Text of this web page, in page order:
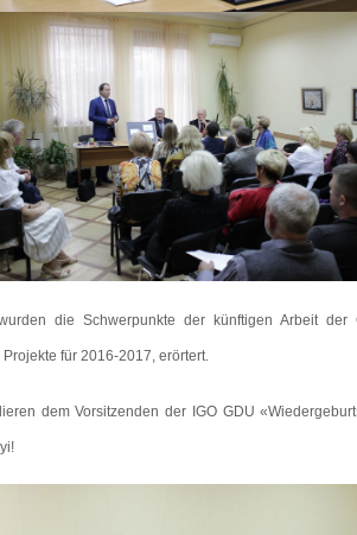
die Schwerpunkte der künftigen Arbeit der
für 2016-2017, erörtert.
dem Vorsitzenden der IGO GDU